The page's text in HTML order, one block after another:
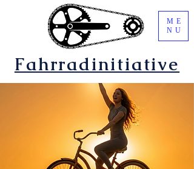
Fahrradinitiative
ME
NU